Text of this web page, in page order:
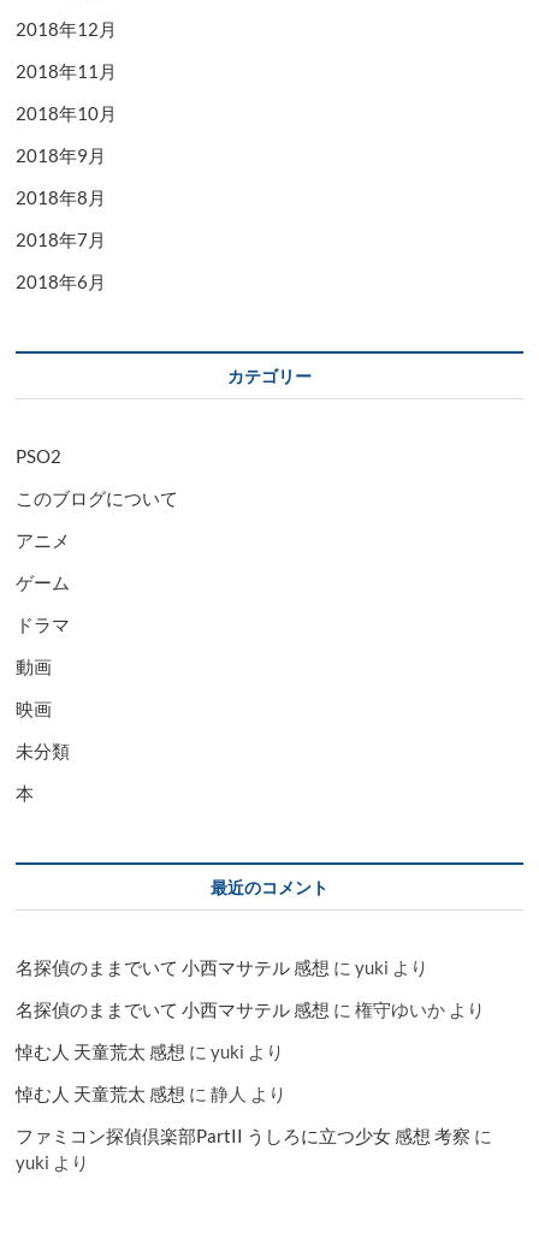
2018年12月
2018年11月
2018年10月
2018年9月
2018年8月
2018年7月
2018年6月
カテゴリー
PSO2
このブログについて
アニメ
ゲーム
ドラマ
動画
映画
未分類
本
最近のコメント
名探偵のままでいて 小西マサテル 感想 にyuki より
名探偵のままでいて 小西マサテル 感想 に権守ゆいか より
悼む人 天童荒太 感想 にyuki より
悼む人 天童荒太 感想 に静人 より
ファミコン探偵倶楽部PartII うしろに立つ少女 感想 考察 に
yuki より